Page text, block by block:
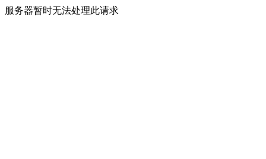
服务器暂时无法处理此请求